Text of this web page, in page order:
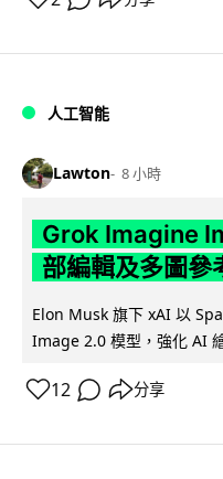
人工智能
Lawton 8 小時
Grok Imagine
部編輯及多圖參
Elon Musk 旗下 xAI 以
Image 2.0 模型，強化 AI
12 分享